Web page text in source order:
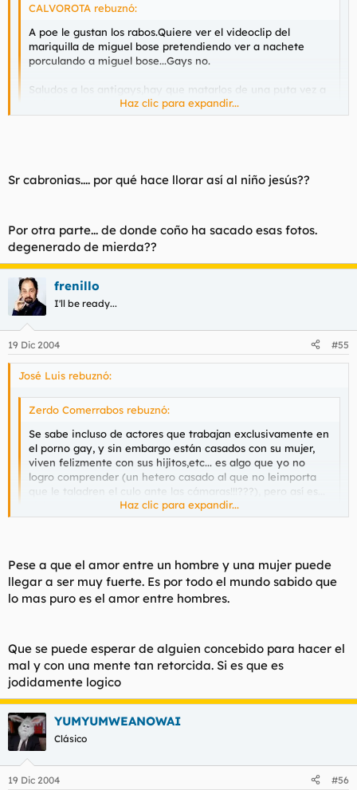
CALVOROTA rebuznó:
A poe le gustan los rabos.Quiere ver el videoclip del
mariquilla de miguel bose pretendiendo ver a nachete
porculando a miguel bose...Gays no.
Saludos a los antigays,hay que matarlos de una puta vez a
Haz clic para expandir...
[imagenes dañinas]
Haz clic para expandir...
Sr cabronias.... por qué hace llorar así al niño jesús??
Por otra parte... de donde coño ha sacado esas fotos.
degenerado de mierda??
frenillo
I'll be ready...
19 Dic 2004 #55
José Luis rebuznó:
Zerdo Comerrabos rebuznó:
Se sabe incluso de actores que trabajan exclusivamente en
el porno gay, y sin embargo están casados con su mujer,
viven felizmente con sus hijitos,etc... es algo que yo no
logro comprender (un hetero casado al que no leimporta
que le taladren el culo ante las cámaras!!!???), pero así es...
vivimos en un mundo extraño...
Haz clic para expandir...
,con cuarenta tacos, se ha ido a vivir con un maromo de 20
años y ha abandonado a su familia.
Cuando mi primo me lo dijo me quedé anonadado, el tio en
Haz clic para expandir...
Pese a que el amor entre un hombre y una mujer puede
llegar a ser muy fuerte. Es por todo el mundo sabido que
lo mas puro es el amor entre hombres.
Que se puede esperar de alguien concebido para hacer el
mal y con una mente tan retorcida. Si es que es
jodidamente logico
YUMYUMWEANOWAI
Clásico
19 Dic 2004 #56